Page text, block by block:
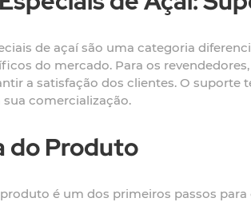
de açaí são uma categoria
do mercado. Para os
a satisfação dos clientes. O
comercialização.
do Produto
é um dos primeiros passos